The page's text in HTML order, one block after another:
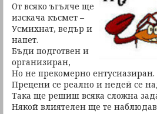
От всяко ъгълче ще
изскача късмет –
Усмихнат, ведър и
напет.
Бъди подготвен и
организиран,
Но не прекомерно ентусиазиран.
Прецени се реално и недей се
Така ще решиш всяка сложна
Някой влиятелен ще те